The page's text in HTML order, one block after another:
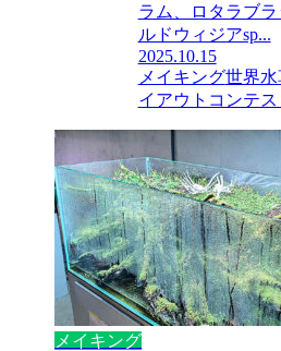
ラム、ロタラブラ
ルドウィジアsp...
2025.10.15
メイキング世界水
イアウトコンテス
メイキング